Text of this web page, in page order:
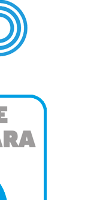
moduari
lehentasunak
ken dezakezu
cookie-
eta
hori